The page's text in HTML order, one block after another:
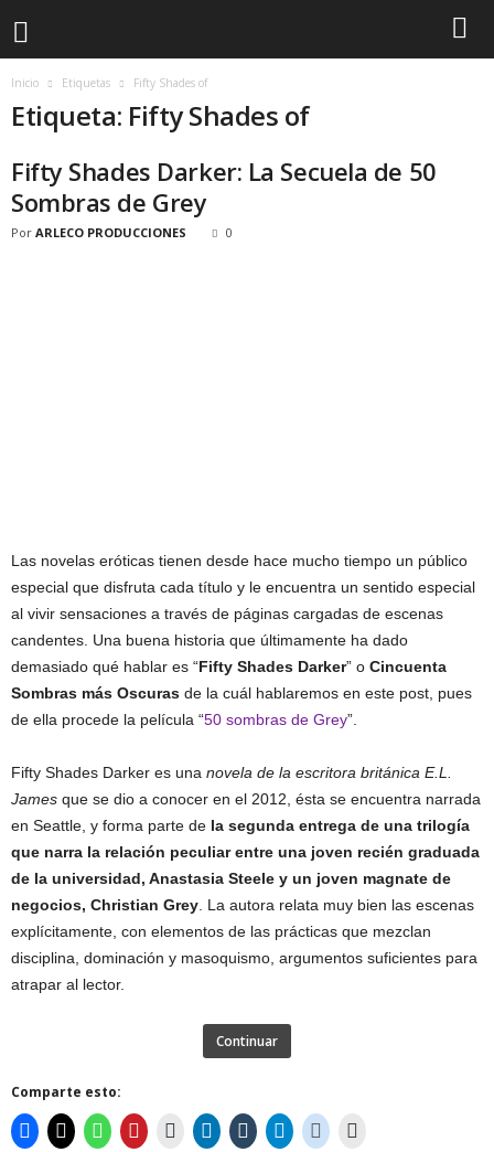
Inicio Etiquetas Fifty Shades of
Etiqueta: Fifty Shades of
Fifty Shades Darker: La Secuela de 50
Sombras de Grey
Por ARLECO PRODUCCIONES 0
Las novelas eróticas tienen desde hace mucho tiempo un público
especial que disfruta cada título y le encuentra un sentido especial
al vivir sensaciones a través de páginas cargadas de escenas
candentes. Una buena historia que últimamente ha dado
demasiado qué hablar es “Fifty Shades Darker” o Cincuenta
Sombras más Oscuras de la cuál hablaremos en este post, pues
de ella procede la película “50 sombras de Grey”.
Fifty Shades Darker es una novela de la escritora británica E.L.
James que se dio a conocer en el 2012, ésta se encuentra narrada
en Seattle, y forma parte de la segunda entrega de una trilogía
que narra la relación peculiar entre una joven recién graduada
de la universidad, Anastasia Steele y un joven magnate de
negocios, Christian Grey . La autora relata muy bien las escenas
explícitamente, con elementos de las prácticas que mezclan
disciplina, dominación y masoquismo, argumentos suficientes para
atrapar al lector.
Continuar
Comparte esto: